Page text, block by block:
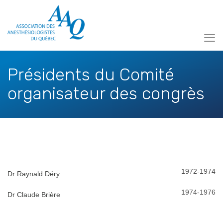
Présidents du Comité
organisateur des congrès
Dr Raynald Déry 1972-1974
Dr Claude Brière 1974-1976